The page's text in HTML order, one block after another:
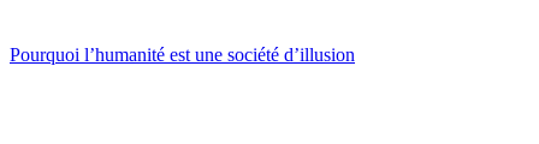
Pourquoi l’humanité est une société d’illusion